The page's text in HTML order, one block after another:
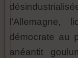
démocrate au
anéantit